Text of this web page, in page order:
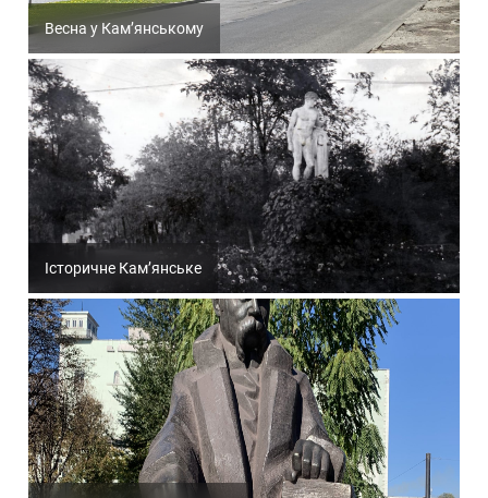
Весна у Кам’янському
Історичне Кам’янське